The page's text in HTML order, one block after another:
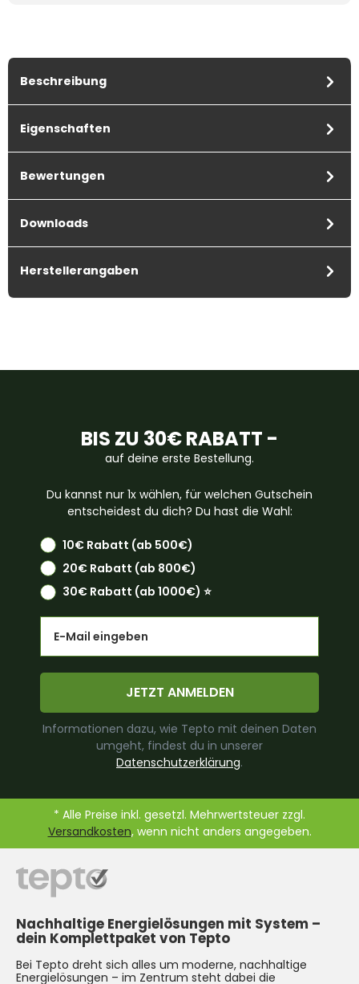
Beschreibung
Eigenschaften
Bewertungen
Downloads
Herstellerangaben
BIS ZU 30€ RABATT -
auf deine erste Bestellung.
Du kannst nur 1x wählen, für welchen Gutschein
entscheidest du dich? Du hast die Wahl:
10€ Rabatt (ab 500€)
20€ Rabatt (ab 800€)
30€ Rabatt (ab 1000€) ⭐️
JETZT ANMELDEN
Informationen dazu, wie Tepto mit deinen Daten
umgeht, findest du in unserer
Datenschutzerklärung.
* Alle Preise inkl. gesetzl. Mehrwertsteuer zzgl.
Versandkosten, wenn nicht anders angegeben.
Nachhaltige Energielösungen mit System –
dein Komplettpaket von Tepto
Bei Tepto dreht sich alles um moderne, nachhaltige
Energielösungen – im Zentrum steht dabei die